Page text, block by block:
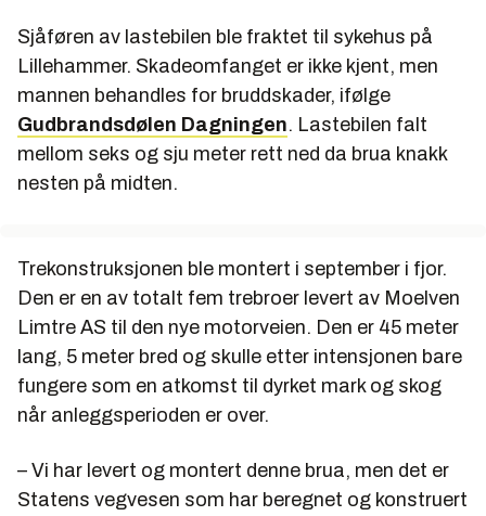
Sjåføren av lastebilen ble fraktet til sykehus på
Lillehammer. Skadeomfanget er ikke kjent, men
mannen behandles for bruddskader, ifølge
Gudbrandsdølen Dagningen. Lastebilen falt
mellom seks og sju meter rett ned da brua knakk
nesten på midten.
Trekonstruksjonen ble montert i september i fjor.
Den er en av totalt fem trebroer levert av Moelven
Limtre AS til den nye motorveien. Den er 45 meter
lang, 5 meter bred og skulle etter intensjonen bare
fungere som en atkomst til dyrket mark og skog
når anleggsperioden er over.
– Vi har levert og montert denne brua, men det er
Statens vegvesen som har beregnet og konstruert